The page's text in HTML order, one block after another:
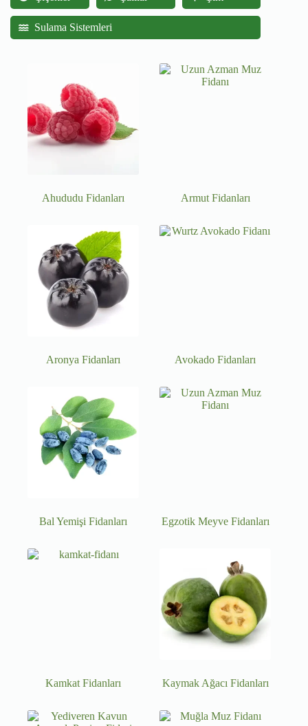
Sulama Sistemleri
Ahududu Fidanları Armut Fidanları
Aronya Fidanları Avokado Fidanları
Bal Yemişi Fidanları Egzotik Meyve Fidanları
Kamkat Fidanları Kaymak Ağacı Fidanları